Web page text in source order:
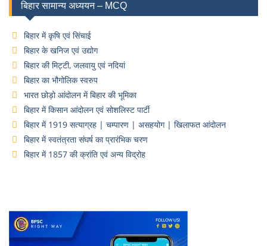
बिहार सामान्य अध्ययन – MCQ
बिहार में कृषि एवं सिंचाई
बिहार के खनिज एवं उद्योग
बिहार की मिट्टी, जलवायु एवं नदियां
बिहार का भौगोलिक स्वरुप
भारत छोड़ो आंदोलन में बिहार की भूमिका
बिहार में किसान आंदोलन एवं सोशलिस्ट पार्टी
बिहार में 1919 सत्याग्रह | चम्पारण | असहयोग | खिलाफत आंदोलन
बिहार में स्वतंत्रता संघर्ष का प्रारंभिक चरण
बिहार में 1857 की क्रांति एवं अन्य विद्रोह